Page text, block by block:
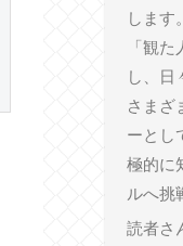
します。
「観
し、日
さまざ
ーとし
極的に
ルへ挑
読者さ